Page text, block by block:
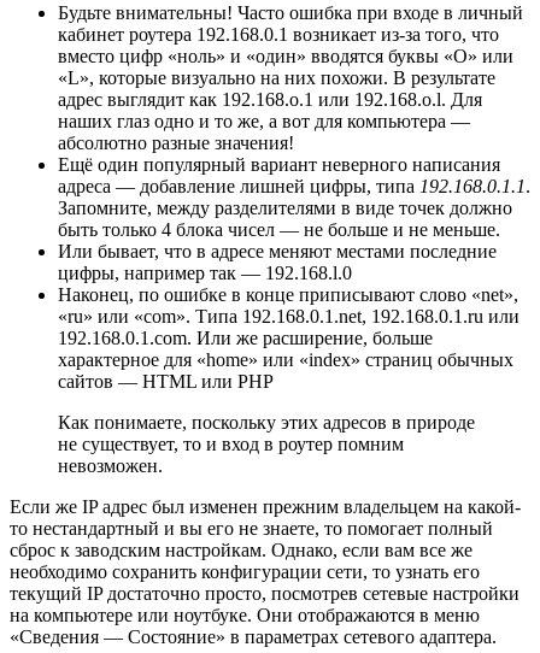
Будьте внимательны! Часто ошибка при входе в личный
кабинет роутера 192.168.0.1 возникает из-за того, что
вместо цифр «ноль» и «один» вводятся буквы «O» или
«L», которые визуально на них похожи. В результате
адрес выглядит как 192.168.o.1 или 192.168.o.l. Для
наших глаз одно и то же, а вот для компьютера —
абсолютно разные значения!
Ещё один популярный вариант неверного написания
адреса — добавление лишней цифры, типа 192.168.0.1.1.
Запомните, между разделителями в виде точек должно
быть только 4 блока чисел — не больше и не меньше.
Или бывает, что в адресе меняют местами последние
цифры, например так — 192.168.l.0
Наконец, по ошибке в конце приписывают слово «net»,
«ru» или «com». Типа 192.168.0.1.net, 192.168.0.1.ru или
192.168.0.1.com. Или же расширение, больше
характерное для «home» или «index» страниц обычных
сайтов — HTML или PHP
Как понимаете, поскольку этих адресов в природе
не существует, то и вход в роутер помним
невозможен.
Если же IP адрес был изменен прежним владельцем на какой-
то нестандартный и вы его не знаете, то помогает полный
сброс к заводским настройкам. Однако, если вам все же
необходимо сохранить конфигурации сети, то узнать его
текущий IP достаточно просто, посмотрев сетевые настройки
на компьютере или ноутбуке. Они отображаются в меню
«Сведения — Состояние» в параметрах сетевого адаптера.